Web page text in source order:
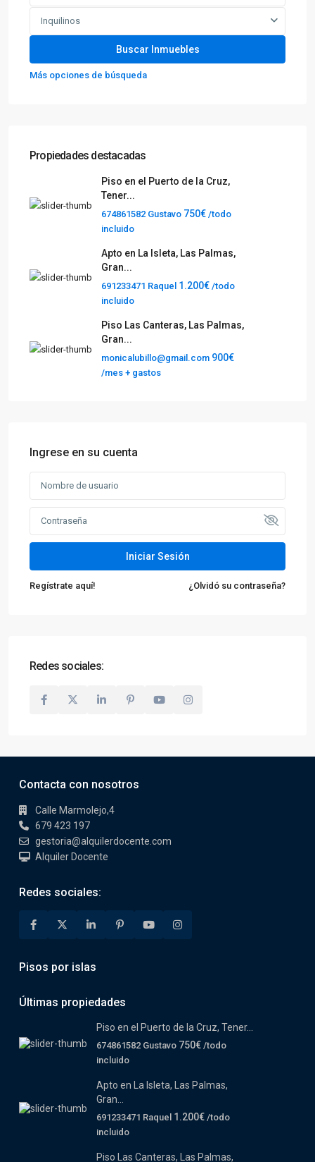
Inquilinos
Más opciones de búsqueda
Propiedades destacadas
Piso en el Puerto de la Cruz,
Tener...
674861582 Gustavo 750€ /todo
incluido
Apto en La Isleta, Las Palmas,
Gran...
691233471 Raquel 1.200€ /todo
incluido
Piso Las Canteras, Las Palmas,
Gran...
monicalubillo@gmail.com 900€
/mes + gastos
Ingrese en su cuenta
Iniciar Sesión
Regístrate aquí! ¿Olvidó su contraseña?
Redes sociales:
Contacta con nosotros
Calle Marmolejo,4
679 423 197
gestoria@alquilerdocente.com
Alquiler Docente
Redes sociales:
Pisos por islas
Últimas propiedades
Piso en el Puerto de la Cruz, Tener...
674861582 Gustavo 750€ /todo
incluido
Apto en La Isleta, Las Palmas,
Gran...
691233471 Raquel 1.200€ /todo
incluido
Piso Las Canteras, Las Palmas,